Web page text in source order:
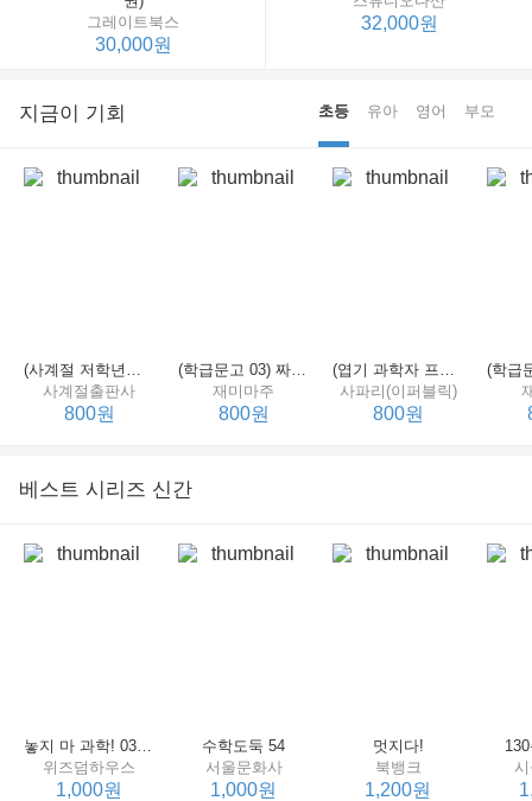
그레이트북스
30,000원
32,000원
지금이 기회 초등 유아 영어 부모
(사계절 저학년문고 21) 선생님은 모르는 게 너무 많아
사계절출판사
800원
(학급문고 03) 짜장 짬뽕 탕수육
재미마주
800원
(엽기 과학자 프래니 01) 도시락 괴물이 나타났다
사파리(이퍼블릭)
800원
베스트 시리즈 신간
놓지 마 과학! 03 : 정신이 공룡에 정신 놓다
위즈덤하우스
1,000원
수학도둑 54
서울문화사
1,000원
멋지다!
북뱅크
1,200원